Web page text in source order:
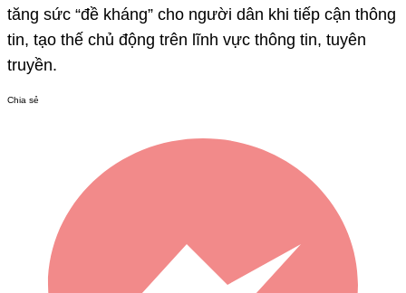
tăng sức “đề kháng” cho người dân khi tiếp cận thông
tin, tạo thế chủ động trên lĩnh vực thông tin, tuyên
truyền.
Chia sẻ